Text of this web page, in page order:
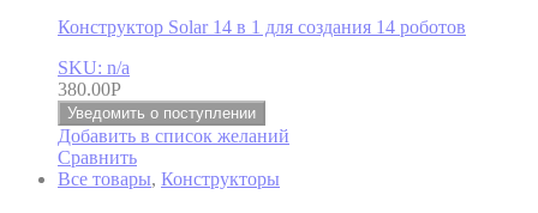
Конструктор Solar 14 в 1 для создания 14 роботов
SKU: n/a
380.00Р
Уведомить о поступлении
Добавить в список желаний
Сравнить
Все товары, Конструкторы